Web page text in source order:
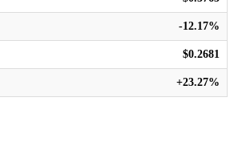
-12.17%
$0.2681
+23.27%